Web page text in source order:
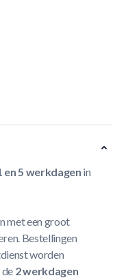
en 5 werkdagen in
met een groot
Bestellingen
worden
2 werkdagen